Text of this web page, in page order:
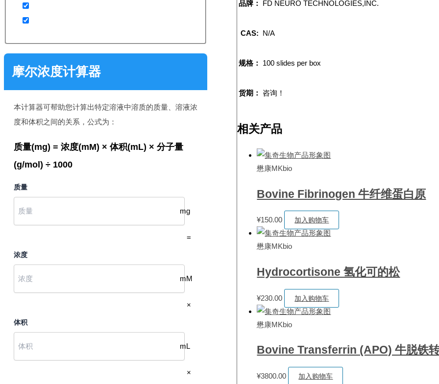
摩尔浓度计算器
本计算器可帮助您计算出特定溶液中溶质的质量、溶液浓
度和体积之间的关系，公式为：
质量(mg) = 浓度(mM) × 体积(mL) × 分子量
(g/mol) ÷ 1000
质量
mg
=
浓度
mM
×
体积
mL
×
品牌： FD NEURO TECHNOLOGIES,INC.
CAS: N/A
规格： 100 slides per box
货期： 咨询！
相关产品
懋康MKbio
Bovine Fibrinogen 牛纤维蛋白原
¥150.00 加入购物车
懋康MKbio
Hydrocortisone 氢化可的松
¥230.00 加入购物车
懋康MKbio
Bovine Transferrin (APO) 牛脱铁
¥3800.00 加入购物车